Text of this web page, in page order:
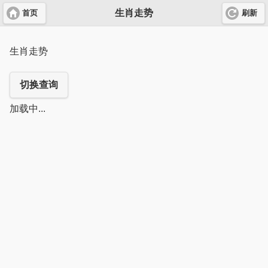
首页 生肖走势 刷新
生肖走势
切换查询
加载中...